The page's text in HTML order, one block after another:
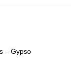
– Gypso